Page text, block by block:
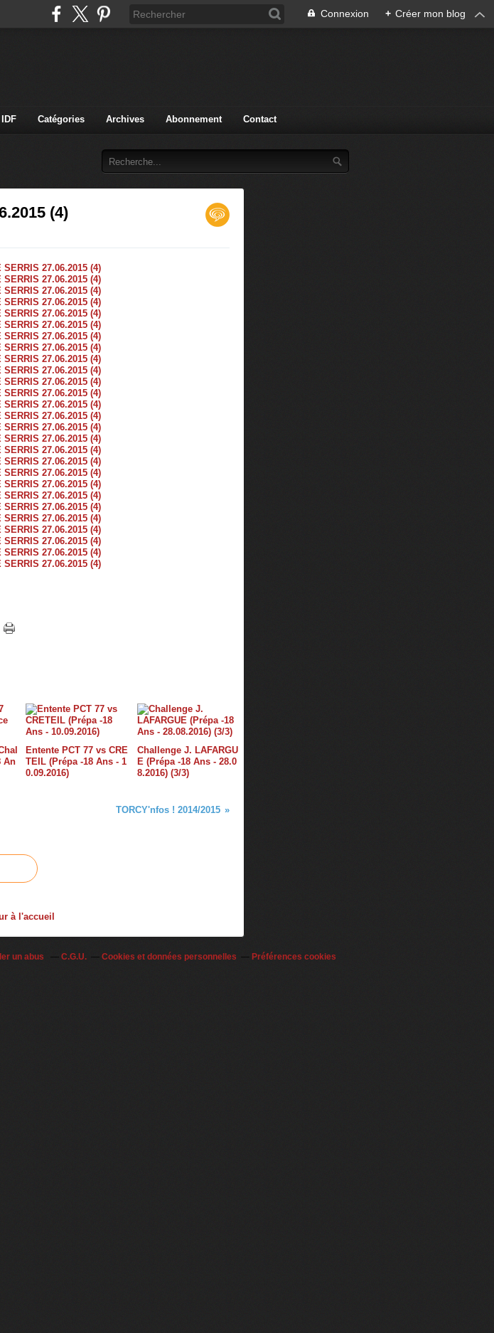
Connexion + Créer mon blog
Catégories Archives Abonnement Contact
(4)
An
Entente PCT 77 vs CRE
TEIL (Prépa -18 Ans - 1
0.09.2016)
Challenge J. LAFARGU
E (Prépa -18 Ans - 28.0
8.2016) (3/3)
TORCY'nfos ! 2014/2015
à l'accueil
un abus C.G.U. Cookies et données personnelles Préférences cookies